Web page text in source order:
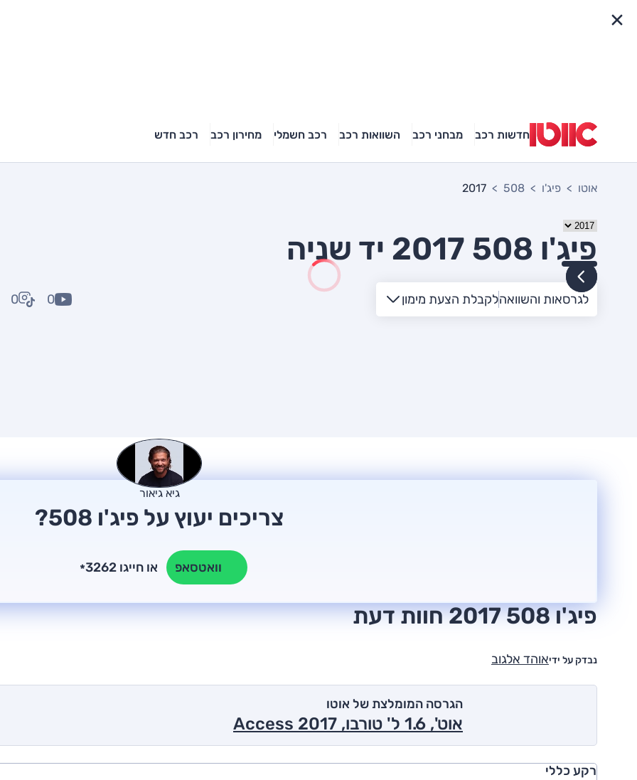
חדשות רכב מבחני רכב השוואות רכב רכב חשמלי מחירון רכב רכב חדש
אוטו פיג'ו 508
2017
פיג'ו 508 2017 יד שניה
לגרסאות והשוואהלקבלת הצעת מימון 0
0
גיא גיאור
צריכים יעוץ על פיג'ו 508?
וואטסאפ * או חייגו 3262
פיג'ו 508 2017 חוות דעת
נבדק על ידיאוהד אלגוב
הגרסה המומלצת של אוטו
אוט', 1.6 ל' טורבו, Access 2017
רקע כללי